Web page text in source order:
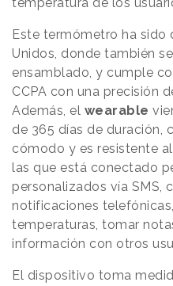
temperatura de los
Este termómetro ha sido
Unidos, donde también
ensamblado, y cumple
CCPA con una precisión
Además, el wearable
de 365 días de duración,
cómodo y es resistente
las que está conectado
personalizados vía SMS,
notificaciones
temperaturas, tomar
información con otros
El dispositivo toma